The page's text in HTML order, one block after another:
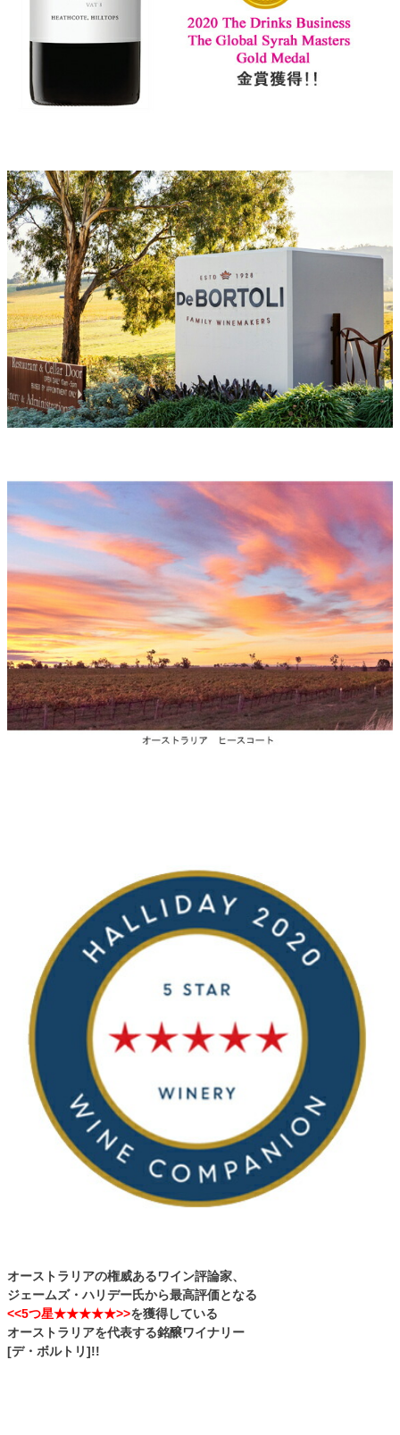
オーストラリアの権威あるワイン評論家、
ジェームズ・ハリデー氏から最高評価となる
<<5つ星★★★★★>>を獲得している
オーストラリアを代表する銘醸ワイナリー
[デ・ボルトリ]!!